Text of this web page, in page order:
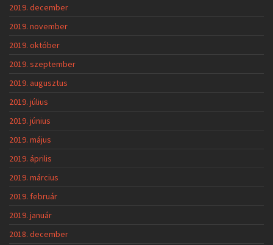
2019. december
2019. november
2019. október
2019. szeptember
2019. augusztus
2019. július
2019. június
2019. május
2019. április
2019. március
2019. február
2019. január
2018. december